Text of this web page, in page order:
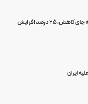
هزینه دولت در تحریم‌ها به جای کاهش، ۲۵ درصد افزایش
ایران